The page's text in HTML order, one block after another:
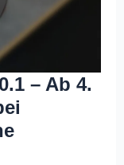
– Ab 4.